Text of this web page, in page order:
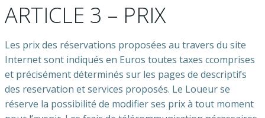
ARTICLE 3 – PRIX
Les prix des réservations proposées au travers du site
Internet sont indiqués en Euros toutes taxes ccomprises
et précisément déterminés sur les pages de descriptifs
des reservation et services proposés. Le Loueur se
réserve la possibilité de modifier ses prix à tout moment